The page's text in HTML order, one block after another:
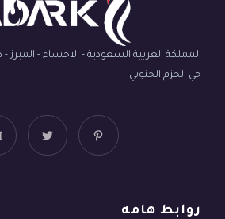
المملكة العربية السعودية - الاحساء - المبرز
حي الحزم الجنوبي
روابط هامه